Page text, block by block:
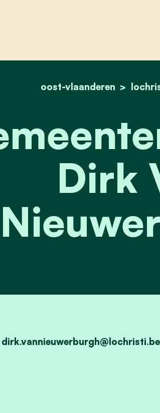
oost-vlaanderen
Dirk
dirk.vannieuwerburgh@lochristi.be